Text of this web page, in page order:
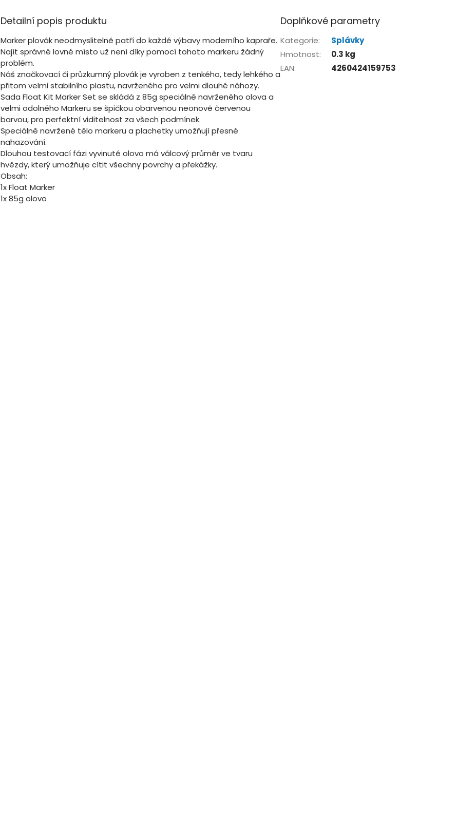
Detailní popis produktu
Marker plovák neodmyslitelně patří do každé výbavy moderního kapraře.
Najít správné lovné místo už není díky pomocí tohoto markeru žádný
problém.
Náš značkovací či průzkumný plovák je vyroben z tenkého, tedy lehkého a
přitom velmi stabilního plastu, navrženého pro velmi dlouhé náhozy.
Sada Float Kit Marker Set se skládá z 85g speciálně navrženého olova a
velmi odolného Markeru se špičkou obarvenou neonově červenou
barvou, pro perfektní viditelnost za všech podmínek.
Speciálně navržené tělo markeru a plachetky umožňují přesné
nahazování.
Dlouhou testovací fázi vyvinuté olovo má válcový průměr ve tvaru
hvězdy, který umožňuje cítit všechny povrchy a překážky.
Obsah:
1x Float Marker
1x 85g olovo
Doplňkové parametry
Kategorie:
Splávky
Hmotnost:
0.3 kg
EAN: 4260424159753